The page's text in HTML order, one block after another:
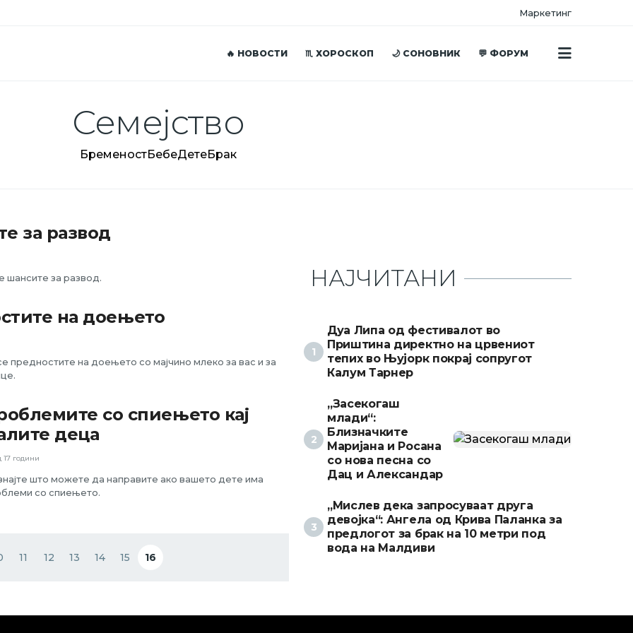
Маркетинг
🔥 НОВОСТИ ♏ ХОРОСКОП 🌙 СОНОВНИК 💬 ФОРУМ
Семејство
БременостБебеДетеБрак
за развод
шансите за развод.
на доењето
предностите на доењето со мајчино млеко за вас и за
со спиењето кај
деца
17 години
што можете да направите ако вашето дете има
со спиењето.
Page
11 Page
12 Page
13 Page
14 Page
15 Current page
16
НАЈЧИТАНИ
Дуа Липа од фестивалот во
Приштина директно на црвениот
тепих во Њујорк покрај сопругот
Калум Тарнер
„Засекогаш
млади“:
Близначките
Маријана и Росана
со нова песна со
Дац и Александар
„Мислев дека запросуваат друга
девојка“: Ангела од Крива Паланка за
предлогот за брак на 10 метри под
вода на Малдиви